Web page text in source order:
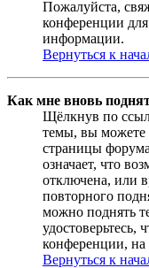
Пожалуйста,
конференции
информации.
Вернуться к
Как мне вновь
Щёлкнув по
темы, вы можете
страницы
означает, что
отключена, или
повторного
можно поднять
конференции, на
Вернуться к